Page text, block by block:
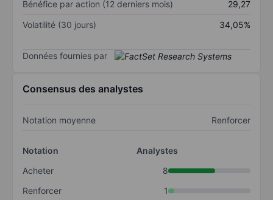
Bénéfice par action (12 derniers mois)
29,27
Volatilité (30 jours)
34,05%
Données fournies par
Consensus des analystes
Notation moyenne Renforcer
Notation
Analystes
Acheter
8
Renforcer
1